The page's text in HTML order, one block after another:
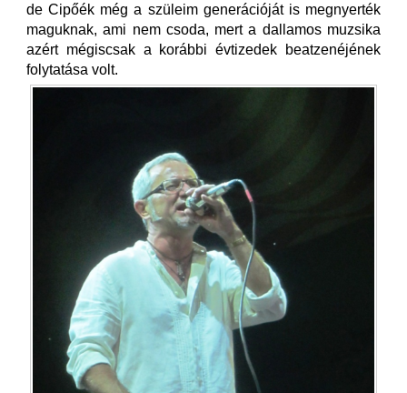
de Cipőék még a szüleim generációját is megnyerték
maguknak, ami nem csoda, mert a dallamos muzsika
azért mégiscsak a korábbi évtizedek beatzenéjének
folytatása volt.